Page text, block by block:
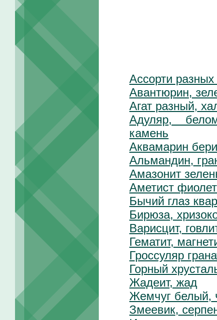
Ассорти
Авантюрин,
Агат разный,
Адуляр,
камень
Аквамарин
Альмандин,
Амазонит
Аметист
Бычий глаз
Бирюза,
Варисцит,
Гематит,
Гроссуляр
Горный
Жадеит, жад
Жемчуг белый,
Змеевик,